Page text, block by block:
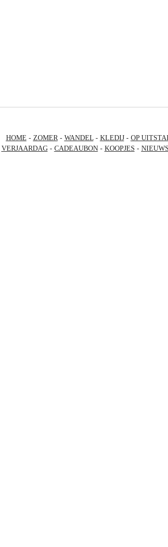
HOME - ZOMER- WANDEL- KLEDIJ- OP
VERJAARDAG- CADEAUBON- KOOPJES -